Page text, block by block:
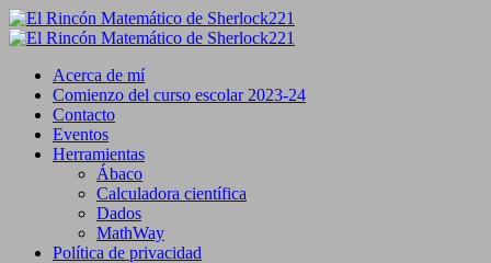
Saltar
al
Primary
Acerca de mí
Comienzo del curso escolar 2023-24
Contacto
Eventos
Herramientas
Ábaco
Calculadora científica
Dados
MathWay
Política de privacidad